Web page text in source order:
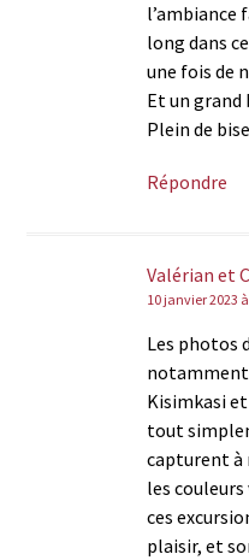
l’ambiance
long dans
une fois de
Et un grand
Plein de
Répondre
Valérian et
10 janvier 2023
Les photos
notamment
Kisimkasi
tout
capturent à
les
ces
plaisir, et